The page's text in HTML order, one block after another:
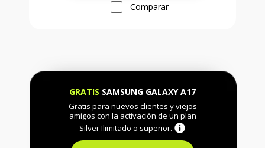
Comparar
GRATIS SAMSUNG GALAXY A17
Gratis para nuevos clientes y viejos
amigos con la activación de un plan
Silver Ilimitado o superior.